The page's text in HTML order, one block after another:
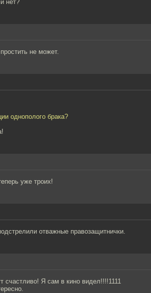
нет?
не может.
однополого брака?
уже троих!
отважные правозащитнички.
счастливо! Я сам в кино видел!!!!1111